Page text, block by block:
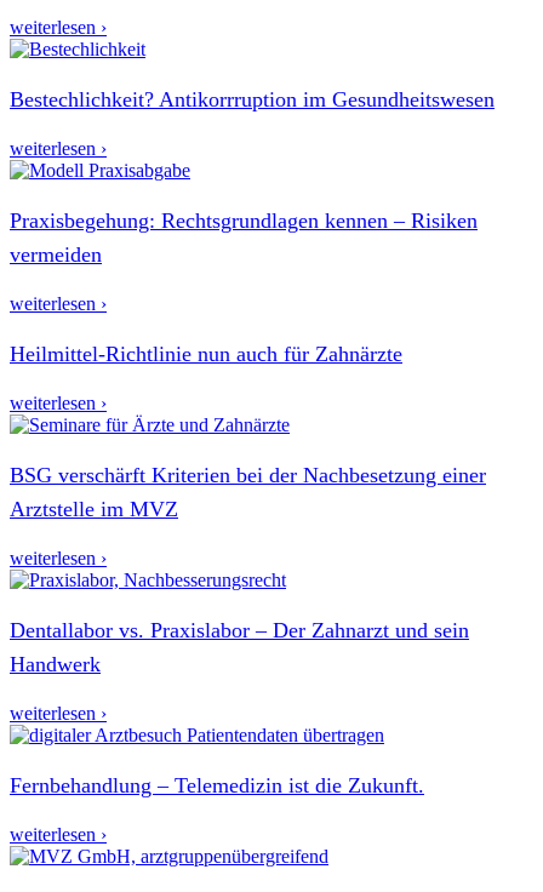
weiterlesen ›
Bestechlichkeit? Antikorrruption im Gesundheitswesen
weiterlesen ›
Praxisbegehung: Rechtsgrundlagen kennen – Risiken
vermeiden
weiterlesen ›
Heilmittel-Richtlinie nun auch für Zahnärzte
weiterlesen ›
BSG verschärft Kriterien bei der Nachbesetzung einer
Arztstelle im MVZ
weiterlesen ›
Dentallabor vs. Praxislabor – Der Zahnarzt und sein
Handwerk
weiterlesen ›
Fernbehandlung – Telemedizin ist die Zukunft.
weiterlesen ›